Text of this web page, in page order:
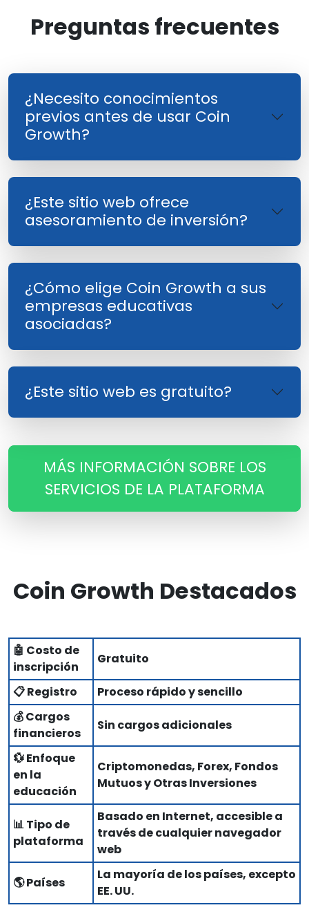
Preguntas frecuentes
¿Necesito conocimientos
previos antes de usar Coin
Growth?
¿Este sitio web ofrece
asesoramiento de inversión?
¿Cómo elige Coin Growth a sus
empresas educativas
asociadas?
¿Este sitio web es gratuito?
MÁS INFORMACIÓN SOBRE LOS
SERVICIOS DE LA PLATAFORMA
Coin Growth Destacados
🤖 Costo de
inscripción
Gratuito
📋 Registro
Proceso rápido y sencillo
💰 Cargos
financieros
Sin cargos adicionales
💱 Enfoque
en la
educación
Criptomonedas, Forex, Fondos
Mutuos y Otras Inversiones
📊 Tipo de
plataforma
Basado en Internet, accesible a
través de cualquier navegador
web
🌎 Países
La mayoría de los países, excepto
EE. UU.